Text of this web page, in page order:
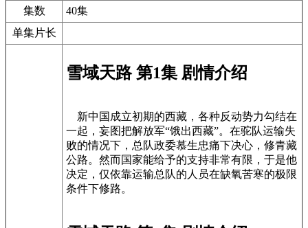
集数
40集
单集片长
雪域天路 第1集 剧情介绍
新中国成立初期的西藏，各种反动势力勾结在
一起，妄图把解放军“饿出西藏”。在驼队运输失
败的情况下，总队政委慕生忠痛下决心，修青藏
公路。然而国家能给予的支持非常有限，于是他
决定，仅依靠运输总队的人员在缺氧苦寒的极限
条件下修路。